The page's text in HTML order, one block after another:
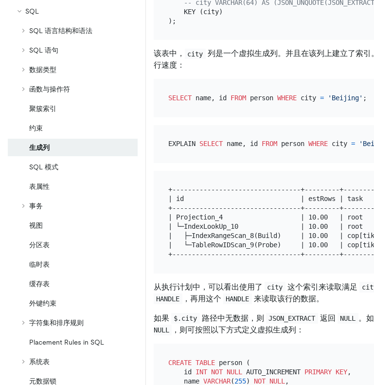
SQL
SQL 语言结构和语法
SQL 语句
数据类型
函数与操作符
聚簇索引
约束
生成列
SQL 模式
表属性
事务
视图
分区表
临时表
缓存表
外键约束
字符集和排序规则
Placement Rules in SQL
系统表
元数据锁
-- city VARCHAR(64) AS
    KEY (city)
该表中， city
列是一个虚拟生成列。并且在该列上建立了索
行速度：
SELECT name, id FROM person WHERE city = 'Beijing'
EXPLAIN SELECT name, id FROM person WHERE city =
+---------------------------------+---------
| id                              | estRows |
+---------------------------------+---------
| Projection_4                    | 10.00   |
| └─IndexLookUp_10                |
|   ├─IndexRangeScan_8(Build)     | 10.00   |
|   └─TableRowIDScan_9(Probe)     | 10.00
从执行计划中，可以看出使用了 city 这个索引来读取满足
HANDLE ，再用这个 HANDLE 来读取该行的数据。
如果 $.city 路径中无数据，则 JSON_EXTRACT 返回 NULL 。
NULL
，则可按照以下方式定义虚拟生成列：
CREATE TABLE person (
    id
INT NOT NULL AUTO_INCREMENT PRIMARY KEY,
    name
VARCHAR(255) NOT NULL ,